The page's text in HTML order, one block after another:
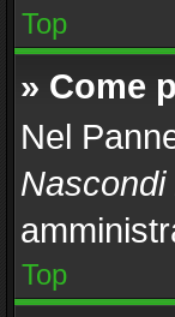
Top
» Come
Nel
Nascondi
Top